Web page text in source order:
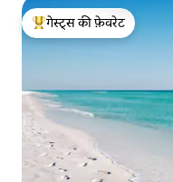
गेस्ट्स का टॉप फ़ेवरेट
गेस्ट्स की फ़ेवरेट